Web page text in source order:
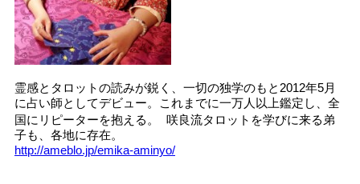
霊感とタロットの読みが鋭く、一切の独学のもと2012年5月
に占い師としてデビュー。これまでに一万人以上鑑定し、全
国にリピーターを抱える。 咲良流タロットを学びに来る弟
子も、各地に存在。
http://ameblo.jp/emika-aminyo/